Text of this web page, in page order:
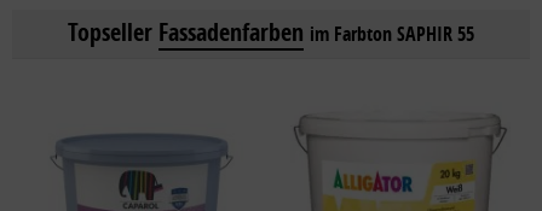
Topseller Fassadenfarben im Farbton SAPHIR 55